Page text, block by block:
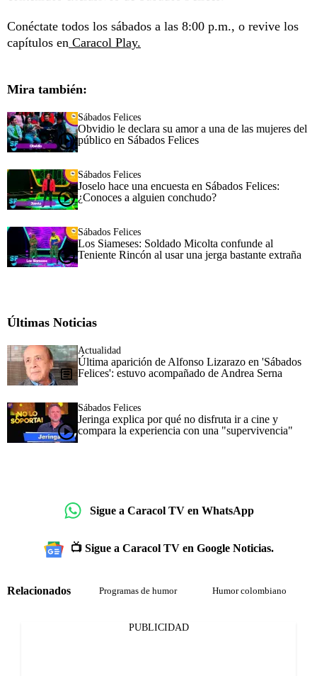
Conéctate todos los sábados a las 8:00 p.m., o revive los
capítulos en Caracol Play.
Mira también:
Sábados Felices
Obvidio le declara su amor a una de las mujeres del
público en Sábados Felices
Sábados Felices
Joselo hace una encuesta en Sábados Felices:
¿Conoces a alguien conchudo?
Sábados Felices
Los Siameses: Soldado Micolta confunde al
Teniente Rincón al usar una jerga bastante extraña
Últimas Noticias
Actualidad
Última aparición de Alfonso Lizarazo en 'Sábados
Felices': estuvo acompañado de Andrea Serna
Sábados Felices
Jeringa explica por qué no disfruta ir a cine y
compara la experiencia con una "supervivencia"
Sigue a Caracol TV en WhatsApp
📺 Sigue a Caracol TV en Google Noticias.
Relacionados Programas de humor Humor colombiano
PUBLICIDAD